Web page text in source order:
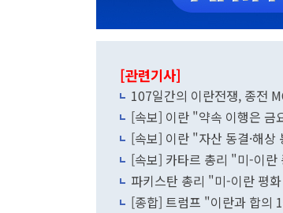
[관련기사]
107일간의 이란전쟁, 종전
[속보] 이란 "약속 이행은 금
[속보] 이란 "자산 동결·해상
[속보] 카타르 총리 "미-이란
파키스탄 총리 "미-이란 평
[종합] 트럼프 "이란과 합의